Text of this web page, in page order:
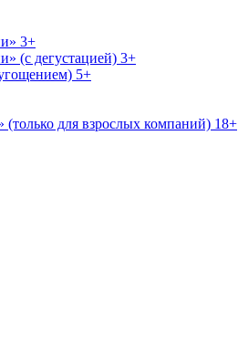
3+
(с дегустацией) 3+
5+
для взрослых компаний) 18+